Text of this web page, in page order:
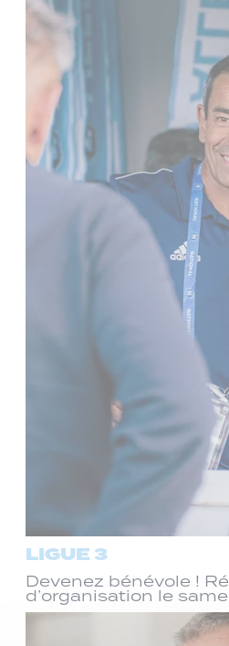
LIGUE 3
Devenez bénévole !
d’organisation le